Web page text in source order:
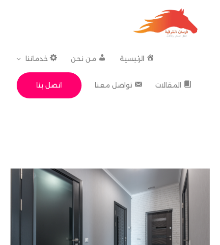
المحتوى
الرئيسية من نحن خدماتنا
المقالات تواصل معنا اتصل بنا